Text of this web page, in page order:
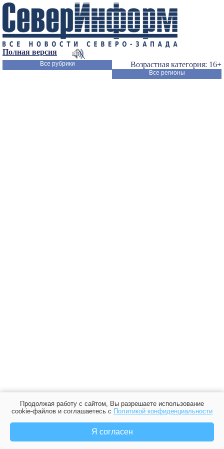
Полная версия
Возрастная категория: 16+
Все рубрики
Все регионы
Продолжая работу с сайтом, Вы разрешаете использование
cookie-файлов и соглашаетесь с Политикой конфиденциальности
Я согласен